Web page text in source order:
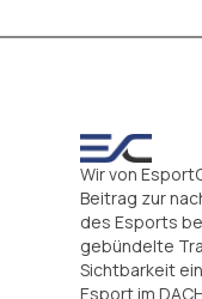
Wir von
Beitrag zur
des Esports
gebündelte
Sichtbarkeit
Esport im